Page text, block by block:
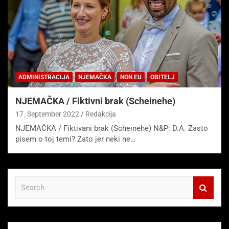
ADMINISTRACIJA NJEMAČKA NON EU OBITELJ
NJEMAČKA / Fiktivni brak (Scheinehe)
17. September 2022 Redakcija
NJEMAČKA / Fiktivani brak (Scheinehe) N&P: D.A. Zasto
pisem o toj temi? Zato jer neki ne…
c